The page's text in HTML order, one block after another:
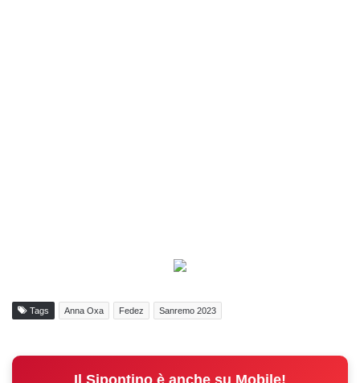
Tags Anna Oxa Fedez Sanremo 2023
Il Sipontino è anche su Mobile!